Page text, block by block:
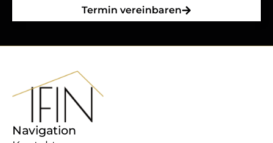
Termin vereinbaren
Navigation